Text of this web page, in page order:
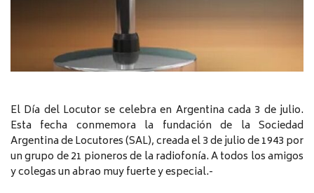
El Día del Locutor se celebra en Argentina cada 3 de julio.
Esta fecha conmemora la fundación de la Sociedad
Argentina de Locutores (SAL), creada el 3 de julio de 1943 por
un grupo de 21 pioneros de la radiofonía. A todos los amigos
y colegas un abrao muy fuerte y especial.-